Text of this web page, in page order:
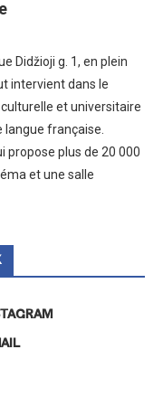
Didžioji g. 1, en plein
intervient dans le
et universitaire
française.
propose plus de 20 000
et une salle